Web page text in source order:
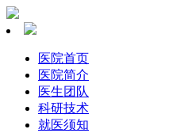
医院首页
医院简介
医生团队
科研技术
就医须知